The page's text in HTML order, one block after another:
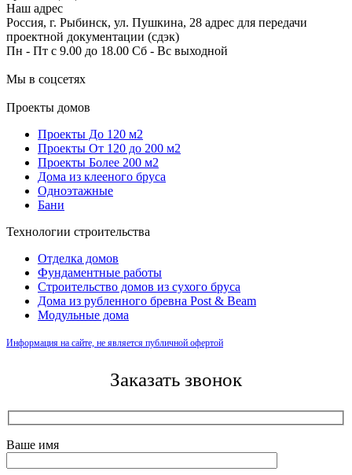
Наш адрес
Россия, г. Рыбинск, ул. Пушкина, 28 адрес для передачи
проектной документации (сдэк)
Пн - Пт с 9.00 до 18.00 Сб - Вс выходной
Мы в соцсетях
Проекты домов
Проекты До 120 м2
Проекты От 120 до 200 м2
Проекты Более 200 м2
Дома из клееного бруса
Одноэтажные
Бани
Технологии строительства
Отделка домов
Фундаментные работы
Строительство домов из сухого бруса
Дома из рубленного бревна Post & Beam
Модульные дома
Информация на сайте, не является публичной офертой
Заказать звонок
Ваше имя